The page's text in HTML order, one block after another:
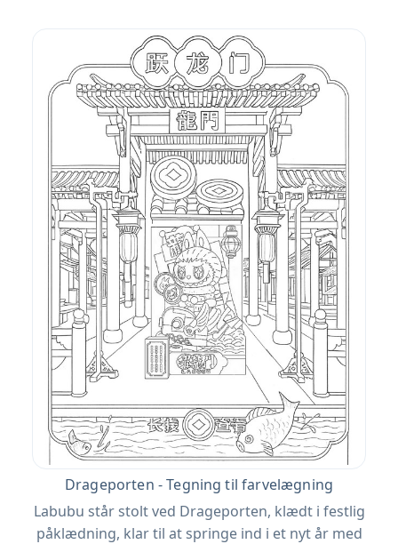
Drageporten - Tegning til farvelægning
Labubu står stolt ved Drageporten, klædt i festlig
påklædning, klar til at springe ind i et nyt år med